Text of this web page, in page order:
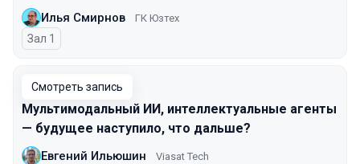
Илья Смирнов ГК Юзтех
Зал 1
Смотреть запись
Мультимодальный ИИ, интеллектуальные агенты
— будущее наступило, что дальше?
Евгений Ильюшин Viasat Tech